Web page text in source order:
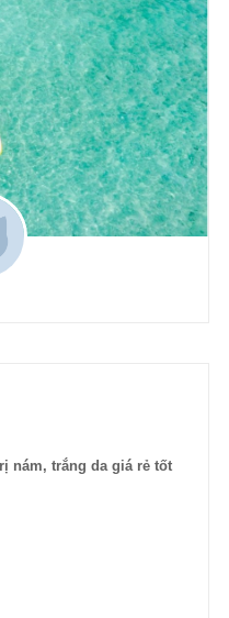
nám, trắng da giá rẻ tốt